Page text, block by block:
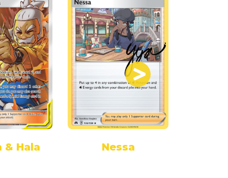
& Hala Nessa